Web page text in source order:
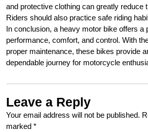
and protective clothing can greatly reduce
Riders should also practice safe riding
In conclusion, a heavy motor bike offers a
performance, comfort, and control. With
proper maintenance, these bikes provide
dependable journey for motorcycle
Leave a Reply
Your email address will not be published.
marked *